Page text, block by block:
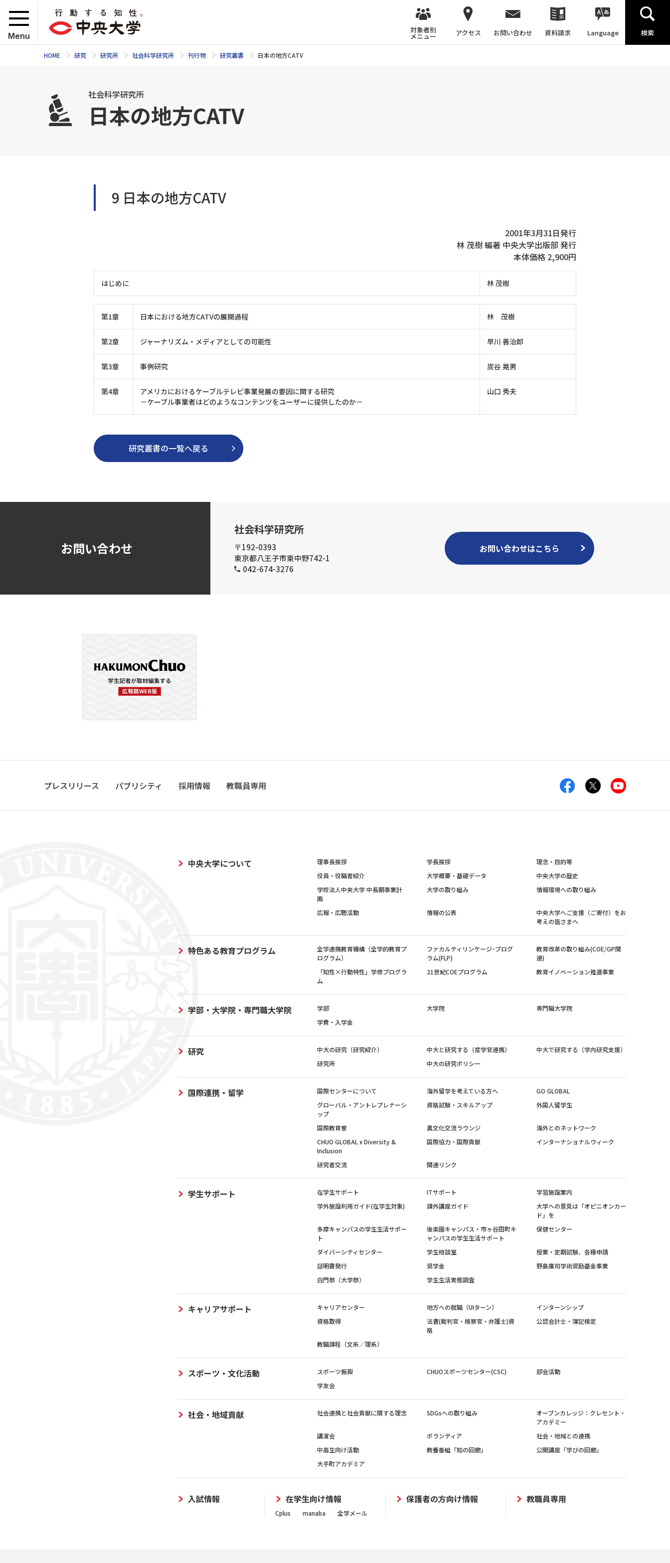
Menu
対象者別
メニュー アクセス お問い合わせ 資料請求 Language 検索
HOME 研究 研究所 社会科学研究所 刊行物 研究叢書 日本の地方CATV
社会科学研究所
日本の地方CATV
9 日本の地方CATV
2001年3月31日発行
林 茂樹 編著 中央大学出版部 発行
本体価格 2,900円
はじめに 林 茂樹
第1章 日本における地方CATVの展開過程 林 茂樹
第2章 ジャーナリズム・メディアとしての可能性 早川 善治郎
第3章 事例研究 炭谷 晃男
第4章
アメリカにおけるケーブルテレビ事業発展の要因に関する研究
－ケーブル事業者はどのようなコンテンツをユーザーに提供したのか－
山口 秀夫
研究叢書の一覧へ戻る
お問い合わせ
社会科学研究所
〒192-0393
東京都八王子市東中野742-1
042-674-3276
お問い合わせはこちら
プレスリリース パブリシティ 採用情報 教職員専用
中央大学について 理事長挨拶 学長挨拶
理念・目的等
役員・役職者紹介
大学概要・基礎データ
中央大学の歴史
学校法人中央大学 中長期事業計
画
大学の取り組み 情報環境への取り組み
広報・広聴活動 情報の公表
中央大学へご支援（ご寄付）をお
考えの皆さまへ
特色ある教育プログラム
全学連携教育機構（全学的教育プ
ログラム）
ファカルティリンケージ･プログ
ラム(FLP)
教育改革の取り組み(COE/GP関
連)
「知性×行動特性」学修プログラ
ム
21世紀COEプログラム 教育イノベーション推進事業
学部・大学院・専門職大学院 学部 大学院
専門職大学院
学費・入学金
研究 中大の研究（研究紹介） 中大と研究する（産学官連携）
中大で研究する（学内研究支援）
研究所
中大の研究ポリシー
国際連携・留学 国際センターについて 海外留学を考えている方へ
GO GLOBAL
グローバル・アントレプレナーシ
ップ
資格試験・スキルアップ 外国人留学生
国際教育寮 異文化交流ラウンジ
海外とのネットワーク
CHUO GLOBAL x Diversity &
Inclusion
国際協力・国際貢献 インターナショナルウィーク
研究者交流 関連リンク
学生サポート 在学生サポート ITサポート
学習施設案内
学外施設利用ガイド(在学生対象)
課外講座ガイド
大学への意見は「オピニオンカー
ド」を
多摩キャンパスの学生生活サポー
ト
後楽園キャンパス・市ヶ谷田町キ
ャンパスの学生生活サポート
保健センター
ダイバーシティセンター 学生相談室
授業・定期試験、各種申請
証明書発行
奨学金
野島廣司学術奨励基金事業
白門祭（大学祭）
学生生活実態調査
キャリアサポート キャリアセンター 地方への就職（UIターン）
インターンシップ
資格取得
法曹(裁判官・検察官・弁護士)資
格
公認会計士・簿記検定
教職課程（文系／理系）
スポーツ・文化活動 スポーツ振興 CHUOスポーツセンター(CSC)
部会活動
学友会
社会・地域貢献 社会連携と社会貢献に関する理念 SDGsへの取り組み
オープンカレッジ：クレセント・
アカデミー
講演会
ボランティア
社会・地域との連携
中高生向け活動
教養番組「知の回廊」
公開講座「学びの回廊」
大手町アカデミア
入試情報 在学生向け情報
Cplus manaba 全学メール
保護者の方向け情報 教職員専用